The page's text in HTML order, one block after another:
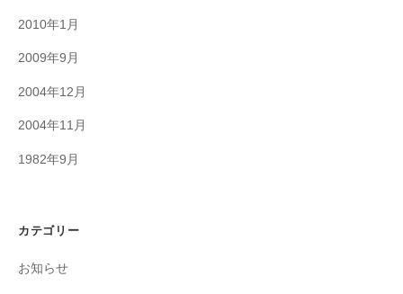
2010年1月
2009年9月
2004年12月
2004年11月
1982年9月
カテゴリー
お知らせ